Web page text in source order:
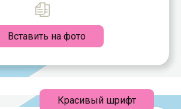
Вставить на фото
Красивый шрифт